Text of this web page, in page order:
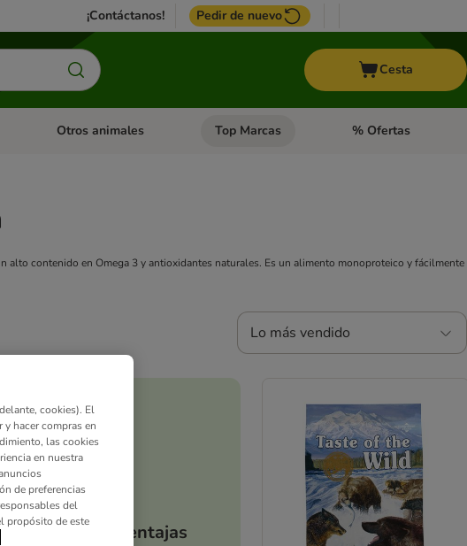
¡Contáctanos! Pedir de nuevo
Cesta
abierto: Roedores y +
Menú de categoria abierto: Pájaros
Otros animales Menú de categoria abierto: Otros animales
Top Marcas Menú de categoria
% Ofertas
alto contenido en Omega 3 y antioxidantes naturales. Es un alimento monoproteico y fácilmente
Lo más vendido
Tus ventajas
cookies). El
hacer compras en
las cookies
en nuestra
de preferencias
del
propósito de este